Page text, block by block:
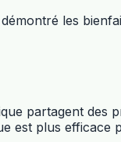
les
partagent
est plus efficace